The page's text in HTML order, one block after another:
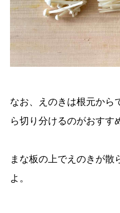
なお、えのきは根元から
ら切り分けるのがおすす
まな板の上でえのきが散
よ。